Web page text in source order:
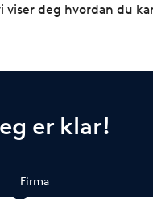
deg hvordan du
er klar!
Firma